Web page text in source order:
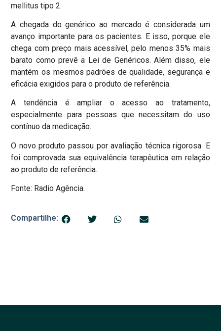
mellitus tipo 2.
A chegada do genérico ao mercado é considerada um
avanço importante para os pacientes. E isso, porque ele
chega com preço mais acessível, pelo menos 35% mais
barato como prevê a Lei de Genéricos. Além disso, ele
mantém os mesmos padrões de qualidade, segurança e
eficácia exigidos para o produto de referência.
A tendência é ampliar o acesso ao tratamento,
especialmente para pessoas que necessitam do uso
contínuo da medicação.
O novo produto passou por avaliação técnica rigorosa. E
foi comprovada sua equivalência terapêutica em relação
ao produto de referência.
Fonte: Radio Agência.
Compartilhe: